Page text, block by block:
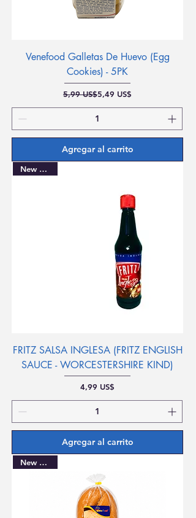
Venefood Galletas De Huevo (Egg
Cookies) - 5PK
Precio
5,99 US$Precio de oferta
5,49 US$
Agregar al carrito
New Arrival
FRITZ SALSA INGLESA (FRITZ ENGLISH
SAUCE - WORCESTERSHIRE KIND)
Precio
4,99 US$
Agregar al carrito
New Arrival